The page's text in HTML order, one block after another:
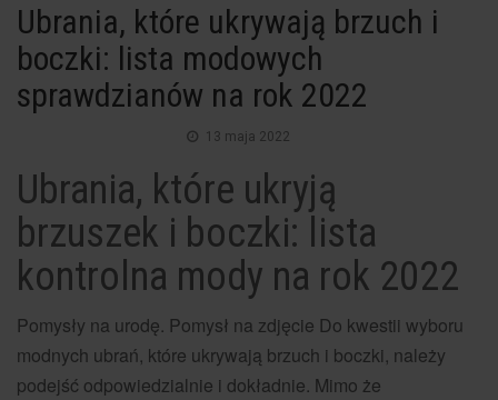
Ubrania, które ukrywają brzuch i
boczki: lista modowych
sprawdzianów na rok 2022
13 maja 2022
Ubrania, które ukryją
brzuszek i boczki: lista
kontrolna mody na rok 2022
Pomysły na urodę. Pomysł na zdjęcie Do kwestii wyboru
modnych ubrań, które ukrywają brzuch i boczki, należy
podejść odpowiedzialnie i dokładnie. Mimo że